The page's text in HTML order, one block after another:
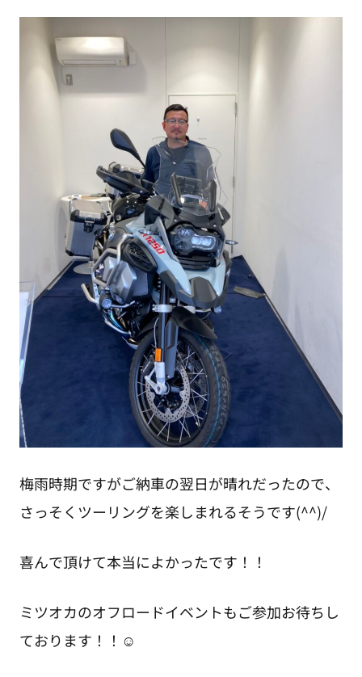
梅雨時期ですがご納車の翌日が晴れだったので、
さっそくツーリングを楽しまれるそうです(^^)/
喜んで頂けて本当によかったです！！
ミツオカのオフロードイベントもご参加お待ちし
ております！！☺